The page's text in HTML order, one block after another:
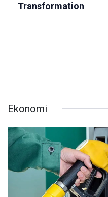
Ekonomi